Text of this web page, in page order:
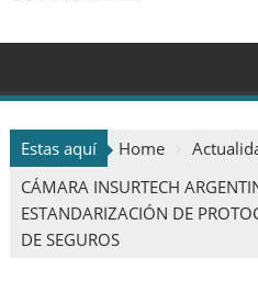
Estas aquí Home
CÁMARA INSURTECH
ESTANDARIZACIÓN DE
DE SEGUROS